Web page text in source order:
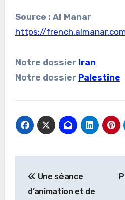
Source : Al Manar
https://
Notre dossier Iran
Notre dossier Palestine
de
Une séance
d’animation et de